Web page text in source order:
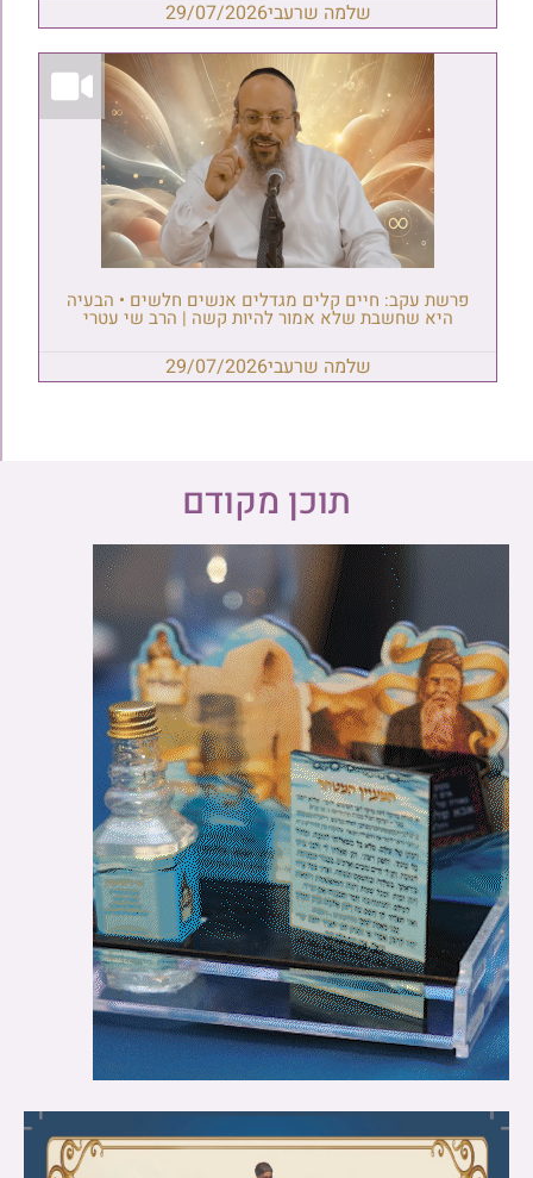
שלמה שרעבי29/07/2026
פרשת עקב: חיים קלים מגדלים אנשים חלשים • הבעיה
היא שחשבת שלא אמור להיות קשה | הרב שי עטרי
שלמה שרעבי29/07/2026
תוכן מקודם